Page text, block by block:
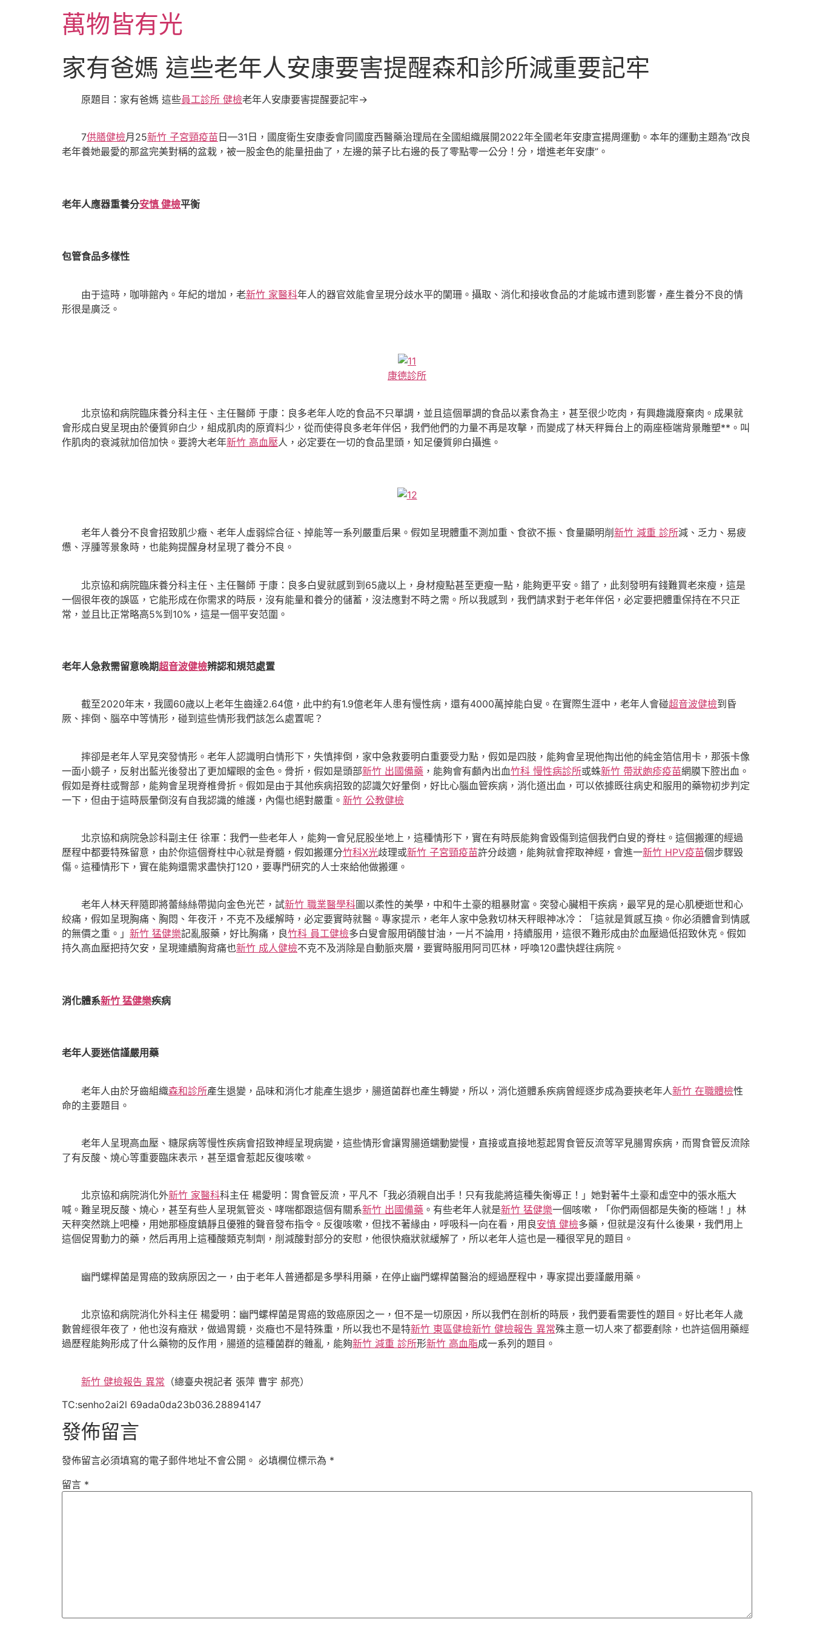
萬物皆有光
家有爸媽 這些老年人安康要害提醒森和診所減重要記牢
原題目：家有爸媽 這些員工診所 健檢老年人安康要害提醒要記牢→
7供膳健檢月25新竹 子宮頸疫苗 日—31日，國度衛生安康委會同國度西醫藥治理局在全國組織展開2022年全國老年安康宣揚周運動。本年的運動主題為“改良
老年養她最愛的那盆完美對稱的盆栽，被一股金色的能量扭曲了，左邊的葉子比右邊的長了零點零一公分！分，增進老年安康”。
老年人應器重養分安慎 健檢平衡
包管食品多樣性
由于這時，咖啡館內。年紀的增加，老新竹 家醫科年人的器官效能會呈現分歧水平的闌珊。攝取、消化和接收食品的才能城市遭到影響，產生養分不良的情
形很是廣泛。
康德診所
北京協和病院臨床養分科主任、主任醫師 于康：良多老年人吃的食品不只單調，並且這個單調的食品以素食為主，甚至很少吃肉，有興趣識廢棄肉。成果就
會形成白叟呈現由於優質卵白少，組成肌肉的原資料少，從而使得良多老年伴侶，我們他們的力量不再是攻擊，而變成了林天秤舞台上的兩座極端背景雕塑**。叫
作肌肉的衰減就加倍加快。要誇大老年新竹 高血壓人，必定要在一切的食品里頭，知足優質卵白攝進。
老年人養分不良會招致肌少癥、老年人虛弱綜合征、掉能等一系列嚴重后果。假如呈現體重不測加重、食欲不振、食量顯明削 新竹 減重 診所減、乏力、易疲
憊、浮腫等景象時，也能夠提醒身材呈現了養分不良。
北京協和病院臨床養分科主任、主任醫師 于康：良多白叟就感到到65歲以上，身材瘦點甚至更瘦一點，能夠更平安。錯了，此刻發明有錢難買老來瘦，這是
一個很年夜的誤區，它能形成在你需求的時辰，沒有能量和養分的儲蓄，沒法應對不時之需。所以我感到，我們請求對于老年伴侶，必定要把體重保持在不只正
常，並且比正常略高5%到10%，這是一個平安范圍。
老年人急救需留意晚期超音波健檢辨認和規范處置
截至2020年末，我國60歲以上老年生齒達2.64億，此中約有1.9億老年人患有慢性病，還有4000萬掉能白叟。在實際生涯中，老年人會碰超音波健檢到昏
厥、摔倒、腦卒中等情形，碰到這些情形我們該怎么處置呢？
摔卻是老年人罕見突發情形。老年人認識明白情形下，失慎摔倒，家中急救要明白重要受力點，假如是四肢，能夠會呈現他掏出他的純金箔信用卡，那張卡像
一面小鏡子，反射出藍光後發出了更加耀眼的金色。骨折，假如是頭部新竹 出國備藥 ，能夠會有顱內出血竹科 慢性病診所或蛛新竹 帶狀皰疹疫苗網膜下腔出血。
假如是脊柱或臀部，能夠會呈現脊椎骨折。假如是由于其他疾病招致的認識欠好暈倒，好比心腦血管疾病，消化道出血，可以依據既往病史和服用的藥物初步判定
一下，但由于這時辰暈倒沒有自我認識的維護，內傷也絕對嚴重。 新竹 公教健檢
北京協和病院急診科副主任 徐軍：我們一些老年人，能夠一會兒屁股坐地上，這種情形下，實在有時辰能夠會毀傷到這個我們白叟的脊柱。這個搬運的經過
歷程中都要特殊留意，由於你這個脊柱中心就是脊髓，假如搬運分竹科X光歧理或新竹 子宮頸疫苗許分歧適，能夠就會搾取神經，會進一新竹 HPV疫苗個步驟毀
傷。這種情形下，實在能夠還需求盡快打120，要專門研究的人士來給他做搬運。
老年人林天秤隨即將蕾絲絲帶拋向金色光芒，試新竹 職業醫學科圖以柔性的美學，中和牛土豪的粗暴財富。突發心臟相干疾病，最罕見的是心肌梗逝世和心
絞痛，假如呈現胸痛、胸悶、年夜汗，不克不及緩解時，必定要實時就醫。專家提示，老年人家中急救切林天秤眼神冰冷：「這就是質感互換。你必須體會到情感
的無價之重。」 新竹 猛健樂記亂服藥，好比胸痛，良竹科 員工健檢多白叟會服用硝酸甘油，一片不論用，持續服用，這很不難形成由於血壓過低招致休克。假如
持久高血壓把持欠安，呈現連續胸背痛也新竹 成人健檢不克不及消除是自動脈夾層，要實時服用阿司匹林，呼喚120盡快趕往病院。
消化體系新竹 猛健樂疾病
老年人要迷信謹嚴用藥
老年人由於牙齒組織森和診所產生退變，品味和消化才能產生退步，腸道菌群也產生轉變，所以，消化道體系疾病曾經逐步成為要挾老年人新竹 在職體檢性
命的主要題目。
老年人呈現高血壓、糖尿病等慢性疾病會招致神經呈現病變，這些情形會讓胃腸道蠕動變慢，直接或直接地惹起胃食管反流等罕見腸胃疾病，而胃食管反流除
了有反酸、燒心等重要臨床表示，甚至還會惹起反復咳嗽。
北京協和病院消化外新竹 家醫科科主任 楊愛明：胃食管反流，平凡不「我必須親自出手！只有我能將這種失衡導正！」她對著牛土豪和虛空中的張水瓶大
喊。難呈現反酸、燒心，甚至有些人呈現氣管炎、哮喘都跟這個有關系新竹 出國備藥 。有些老年人就是新竹 猛健樂一個咳嗽，「你們兩個都是失衡的極端！」林
天秤突然跳上吧檯，用她那極度鎮靜且優雅的聲音發布指令。反復咳嗽，但找不著緣由，呼吸科一向在看，用良安慎 健檢多藥，但就是沒有什么後果，我們用上
這個促胃動力的藥，然后再用上這種酸類克制劑，削減酸對部分的安慰，他很快癥狀就緩解了，所以老年人這也是一種很罕見的題目。
幽門螺桿菌是胃癌的致病原因之一，由于老年人普通都是多學科用藥，在停止幽門螺桿菌醫治的經過歷程中，專家提出要謹嚴用藥。
北京協和病院消化外科主任 楊愛明：幽門螺桿菌是胃癌的致癌原因之一，但不是一切原因，所以我們在剖析的時辰，我們要看需要性的題目。好比老年人歲
數曾經很年夜了，他也沒有癥狀，做過胃鏡，炎癥也不是特殊重，所以我也不是特新竹 東區健檢新竹 健檢報告 異常殊主意一切人來了都要剷除，也許這個用藥經
過歷程能夠形成了什么藥物的反作用，腸道的這種菌群的雜亂，能夠新竹 減重 診所形新竹 高血脂成一系列的題目。
新竹 健檢報告 異常 （總臺央視記者 張萍 曹宇 郝亮）
TC:senho2ai2l 69ada0da23b036.28894147
發佈留言
發佈留言必須填寫的電子郵件地址不會公開。 必填欄位標示為 *
留言 *